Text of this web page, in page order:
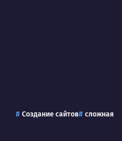
Создание сайтов сложная